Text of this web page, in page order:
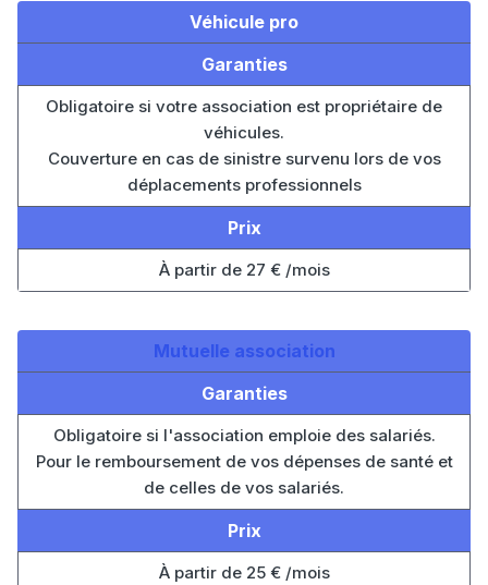
Véhicule pro
Garanties
Obligatoire si votre association est propriétaire de
véhicules.
Couverture en cas de sinistre survenu lors de vos
déplacements professionnels
Prix
À partir de 27 € /mois
Mutuelle association
Garanties
Obligatoire si l'association emploie des salariés.
Pour le remboursement de vos dépenses de santé et
de celles de vos salariés.
Prix
À partir de 25 € /mois